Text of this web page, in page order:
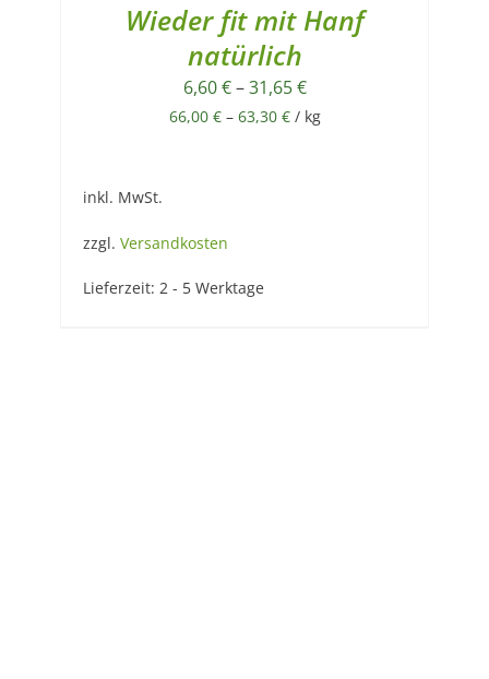
Wieder fit mit Hanf
natürlich
6,60€–31,65€
66,00 €– 63,30 €/ kg
inkl. MwSt.
zzgl. Versandkosten
Lieferzeit: 2 - 5 Werktage